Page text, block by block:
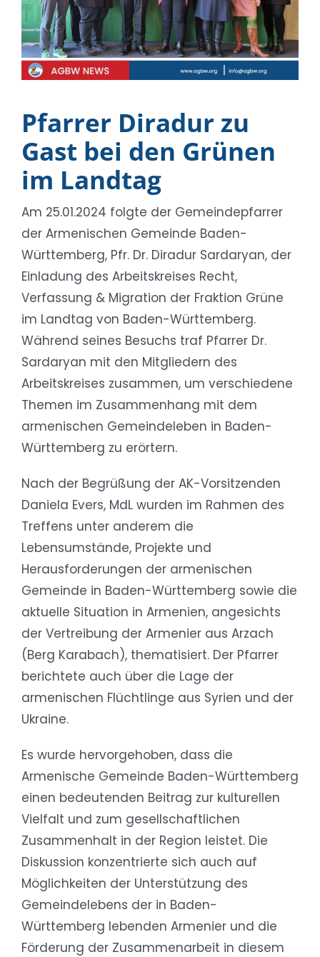
Pfarrer Diradur zu
Gast bei den Grünen
im Landtag
Am 25.01.2024 folgte der Gemeindepfarrer
der Armenischen Gemeinde Baden-
Württemberg, Pfr. Dr. Diradur Sardaryan, der
Einladung des Arbeitskreises Recht,
Verfassung & Migration der Fraktion Grüne
im Landtag von Baden-Württemberg.
Während seines Besuchs traf Pfarrer Dr.
Sardaryan mit den Mitgliedern des
Arbeitskreises zusammen, um verschiedene
Themen im Zusammenhang mit dem
armenischen Gemeindeleben in Baden-
Württemberg zu erörtern.
Nach der Begrüßung der AK-Vorsitzenden
Daniela Evers, MdL wurden im Rahmen des
Treffens unter anderem die
Lebensumstände, Projekte und
Herausforderungen der armenischen
Gemeinde in Baden-Württemberg sowie die
aktuelle Situation in Armenien, angesichts
der Vertreibung der Armenier aus Arzach
(Berg Karabach), thematisiert. Der Pfarrer
berichtete auch über die Lage der
armenischen Flüchtlinge aus Syrien und der
Ukraine.
Es wurde hervorgehoben, dass die
Armenische Gemeinde Baden-Württemberg
einen bedeutenden Beitrag zur kulturellen
Vielfalt und zum gesellschaftlichen
Zusammenhalt in der Region leistet. Die
Diskussion konzentrierte sich auch auf
Möglichkeiten der Unterstützung des
Gemeindelebens der in Baden-
Württemberg lebenden Armenier und die
Förderung der Zusammenarbeit in diesem